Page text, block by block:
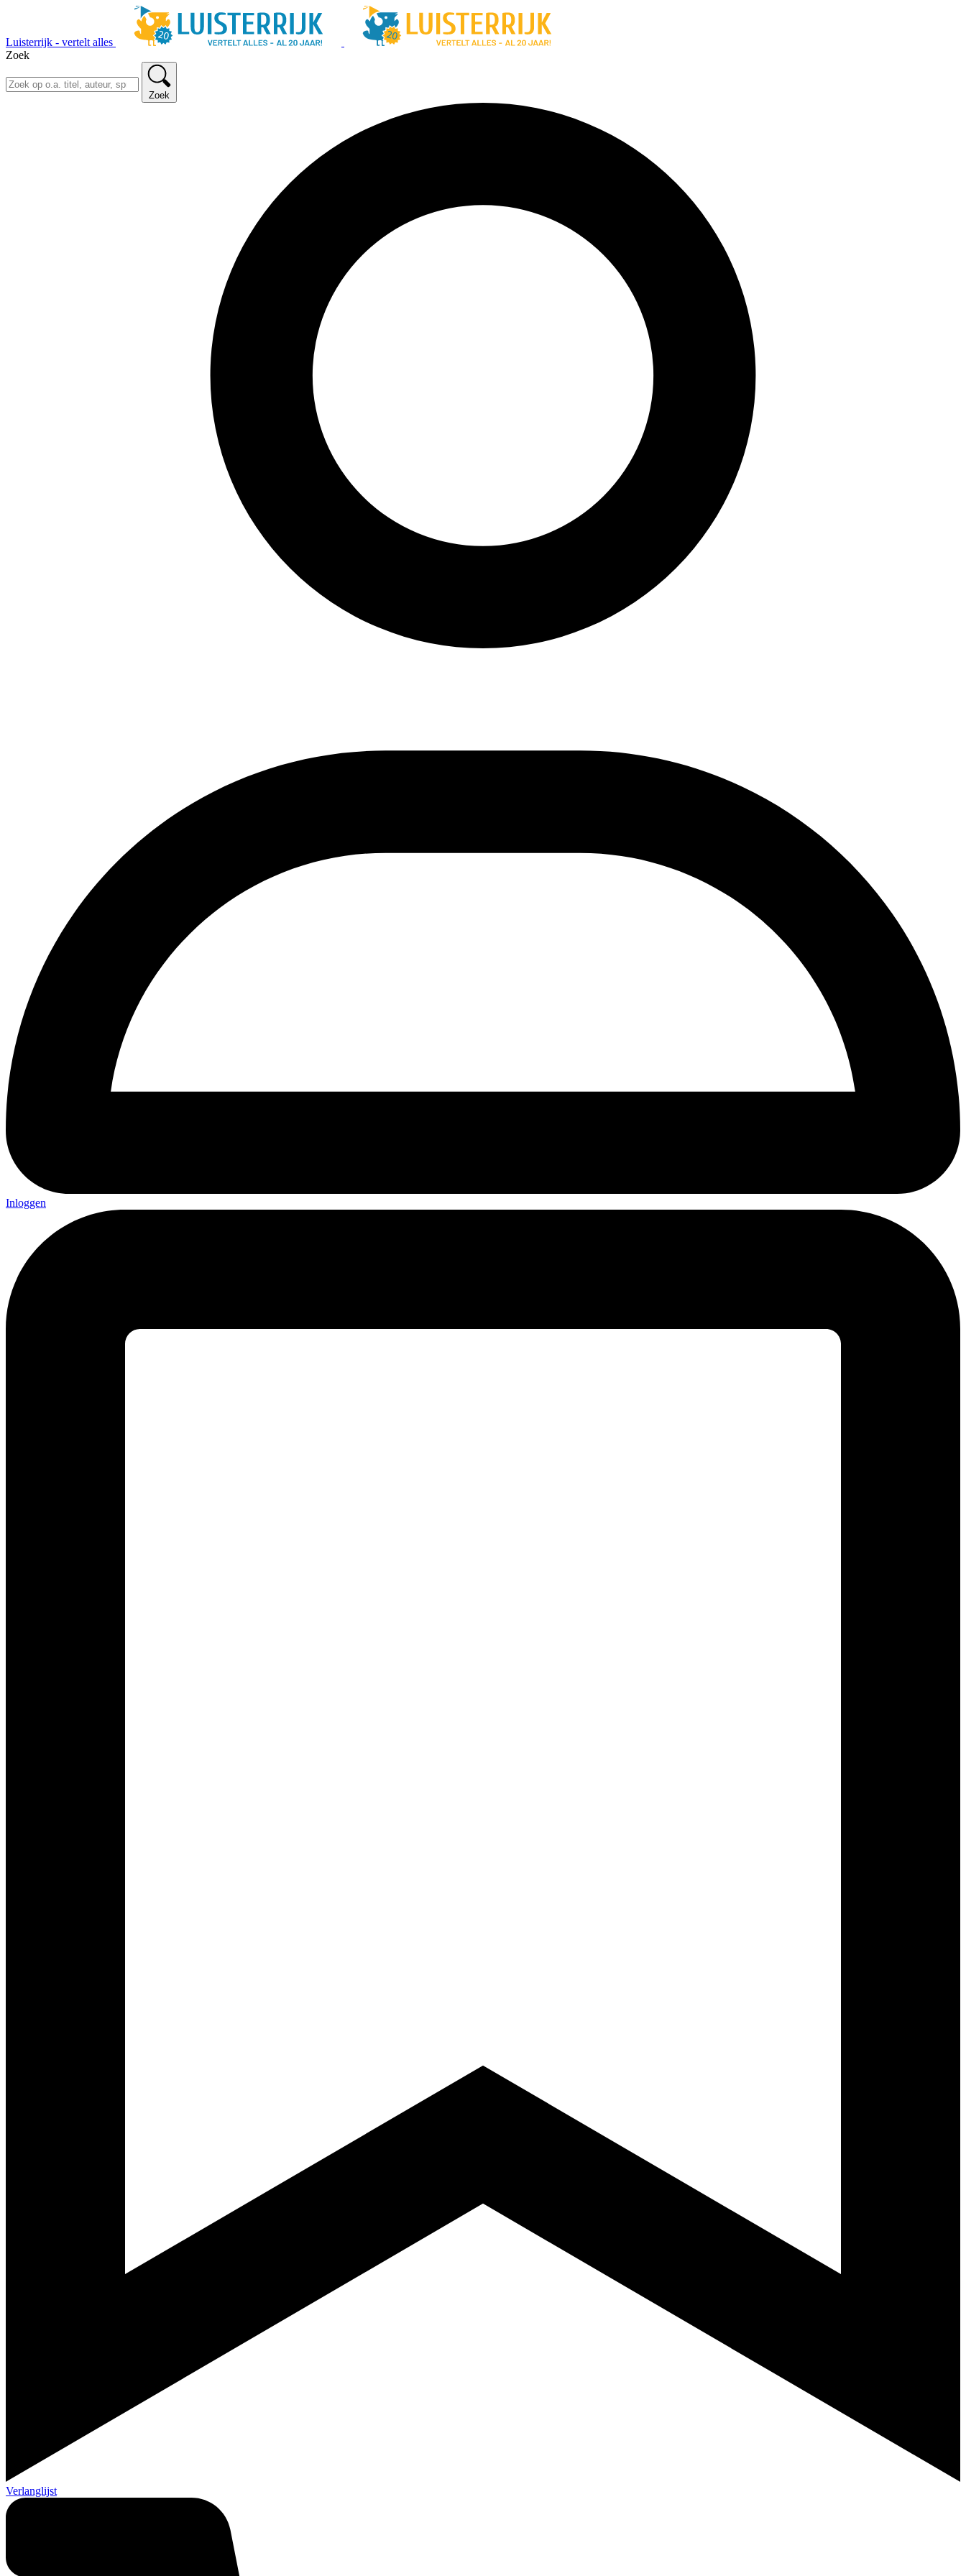
Luisterrijk - vertelt alles
Zoek
Zoek
Inloggen
Verlanglijst